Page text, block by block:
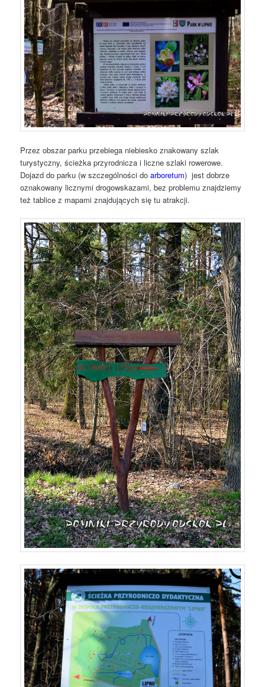
Przez obszar parku przebiega niebiesko znakowany szlak
turystyczny, ścieżka przyrodnicza i liczne szlaki rowerowe.
Dojazd do parku (w szczególności doarboretum) jest dobrze
oznakowany licznymi drogowskazami, bez problemu znajdziemy
też tablice z mapami znajdujących się tu atrakcji.